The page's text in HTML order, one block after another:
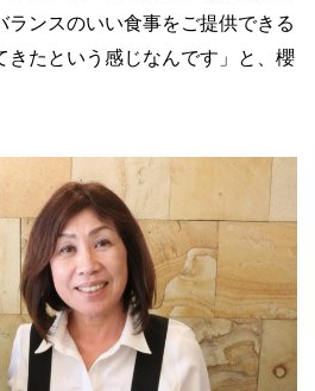
ランスのいい食事をご提供できる
きたという感じなんです」と、櫻